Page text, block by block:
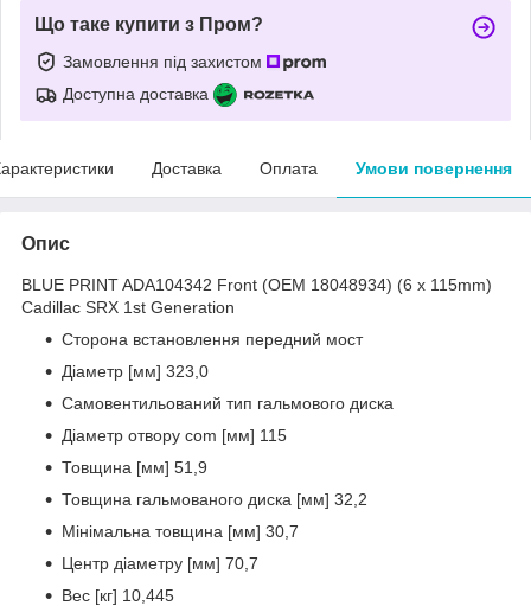
Що таке купити з Пром?
Замовлення під захистом
Доступна доставка
Доставка Оплата Умови повернення
Опис
BLUE PRINT ADA104342 Front (OEM 18048934) (6 x 115mm)
Cadillac SRX 1st Generation
Сторона встановлення передний мост
Діаметр [мм] 323,0
Самовентильований тип гальмового диска
Діаметр отвору com [мм] 115
Товщина [мм] 51,9
Товщина гальмованого диска [мм] 32,2
Мінімальна товщина [мм] 30,7
Центр діаметру [мм] 70,7
Вес [кг] 10,445